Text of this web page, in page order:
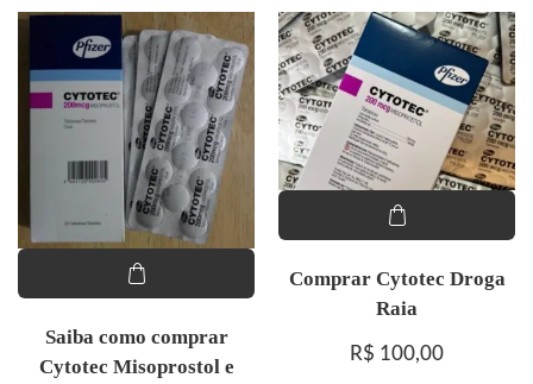
Saiba como comprar
Cytotec Misoprostol e
Comprar Cytotec Droga
Raia
R$ 100,00